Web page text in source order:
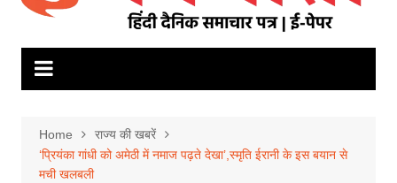
Home
राज्य की खबरें
‘प्रियंका गांधी को अमेठी में नमाज पढ़ते देखा’,स्मृति ईरानी के इस बयान से
मची खलबली